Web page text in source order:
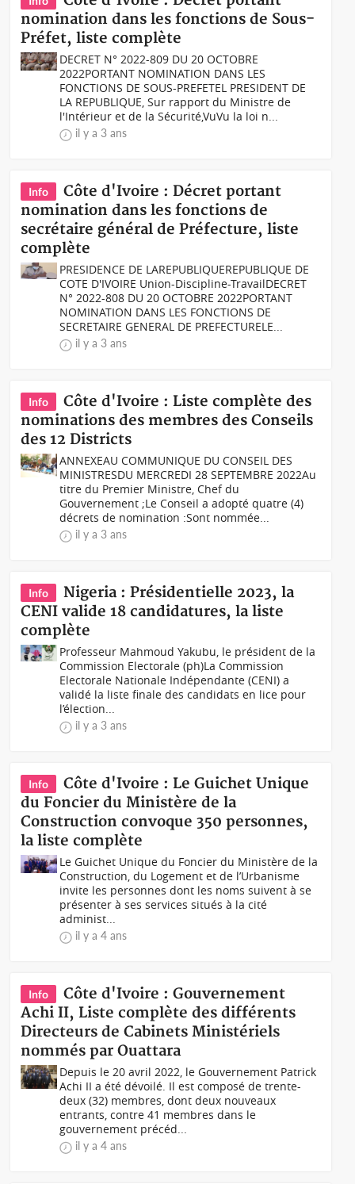
nomination dans les fonctions de Sous-
Préfet, liste complète
DECRET N° 2022-809 DU 20 OCTOBRE
2022PORTANT NOMINATION DANS LES
FONCTIONS DE SOUS-PREFETEL PRESIDENT DE
LA REPUBLIQUE, Sur rapport du Ministre de
l'Intérieur et de la Sécurité,VuVu la loi n...
il y a 3 ans
Info
Côte d'Ivoire : Décret portant
nomination dans les fonctions de
secrétaire général de Préfecture, liste
complète
PRESIDENCE DE LAREPUBLIQUEREPUBLIQUE DE
COTE D'IVOIRE Union-Discipline-TravailDECRET
N° 2022-808 DU 20 OCTOBRE 2022PORTANT
NOMINATION DANS LES FONCTIONS DE
SECRETAIRE GENERAL DE PREFECTURELE...
il y a 3 ans
Info
Côte d'Ivoire : Liste complète des
nominations des membres des Conseils
des 12 Districts
ANNEXEAU COMMUNIQUE DU CONSEIL DES
MINISTRESDU MERCREDI 28 SEPTEMBRE 2022Au
titre du Premier Ministre, Chef du
Gouvernement ;Le Conseil a adopté quatre (4)
décrets de nomination :Sont nommée...
il y a 3 ans
Info
Nigeria : Présidentielle 2023, la
CENI valide 18 candidatures, la liste
complète
Professeur Mahmoud Yakubu, le président de la
Commission Electorale (ph) La Commission
Electorale Nationale Indépendante (CENI) a
validé la liste finale des candidats en lice pour
l’élection...
il y a 3 ans
Info
Côte d'Ivoire : Le Guichet Unique
du Foncier du Ministère de la
Construction convoque 350 personnes,
la liste complète
Le Guichet Unique du Foncier du Ministère de la
Construction, du Logement et de l’Urbanisme
invite les personnes dont les noms suivent à se
présenter à ses services situés à la cité
administ...
il y a 4 ans
Info
Côte d'Ivoire : Gouvernement
Achi II, Liste complète des différents
Directeurs de Cabinets Ministériels
nommés par Ouattara
Depuis le 20 avril 2022, le Gouvernement Patrick
Achi II a été dévoilé. Il est composé de trente-
deux (32) membres, dont deux nouveaux
entrants, contre 41 membres dans le
gouvernement précéd...
il y a 4 ans